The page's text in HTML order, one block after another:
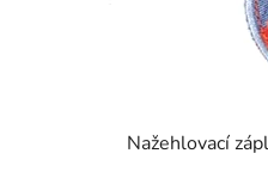
Nažehlovací